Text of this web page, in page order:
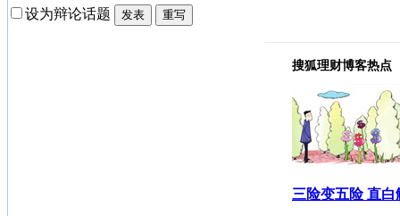
设为辩论话题
搜狐理财博客热点
三险变五险 直